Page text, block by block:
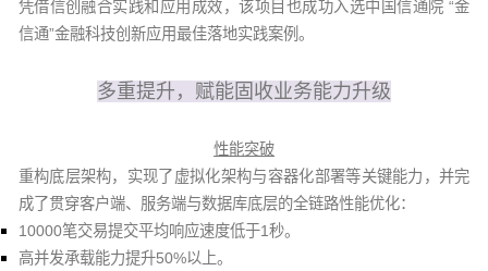
凭借信创融合实践和应用成效，该项目也成功入选中国信通院 “金
信通”金融科技创新应用最佳落地实践案例。
多重提升，赋能固收业务能力升级
性能突破
重构底层架构，实现了虚拟化架构与容器化部署等关键能力，并完
成了贯穿客户端、服务端与数据库底层的全链路性能优化：
10000笔交易提交平均响应速度低于1秒。
高并发承载能力提升50%以上。